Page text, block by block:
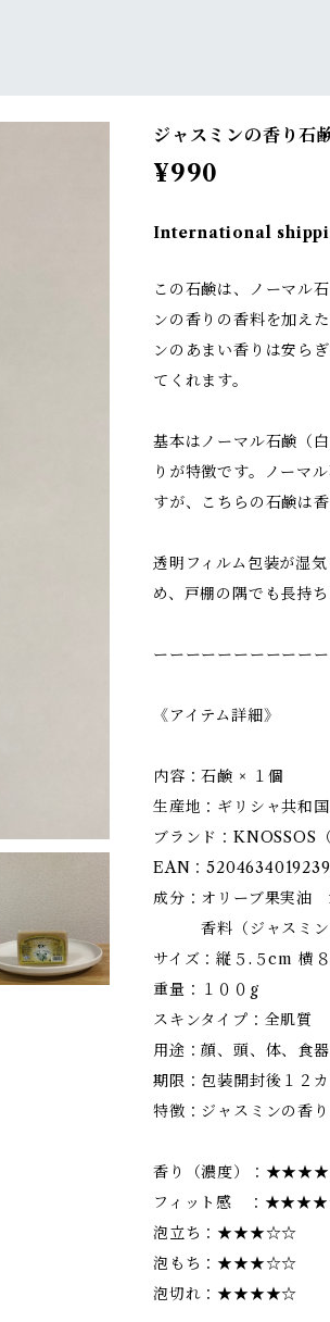
ジャスミンの香り
¥990
International
この石鹸は、ノーマル
ンの香りの香料を加え
ンのあまい香りは安ら
てくれます。
基本はノーマル石鹸（
りが特徴です。ノーマ
すが、こちらの石鹸は
透明フィルム包装が湿
め、戸棚の隅でも長持ち
ーーーーーーーーーー
《アイテム詳細》
内容：石鹸 × １個
生産地：ギリシャ共和国
ブランド：KNOSSOS
EAN：5204634019239
成分：オリーブ果実
香料（ジャスミン
サイズ：縦５.５cm 横
重量：１００g
スキンタイプ：全肌質
用途：顔、頭、体、食
期限：包装開封後１２
特徴：ジャスミンの香
香り（濃度）：
フィット感 ：
泡立ち：★★★☆☆
泡もち：★★★☆☆
泡切れ：★★★★☆